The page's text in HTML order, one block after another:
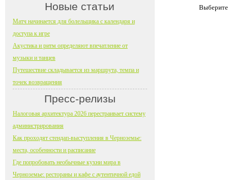
Новые статьи
Матч начинается для болельщика с календаря и
доступа к игре
Акустика и ритм определяют впечатление от
музыки и танцев
Путешествие складывается из маршрута, темпа и
точек возвращения
Пресс-релизы
Налоговая архитектура 2026 перестраивает систему
администрирования
Как проходят стендап-выступления в Черноземье:
места, особенности и расписание
Где попробовать необычные кухни мира в
Черноземье: рестораны и кафе с аутентичной едой